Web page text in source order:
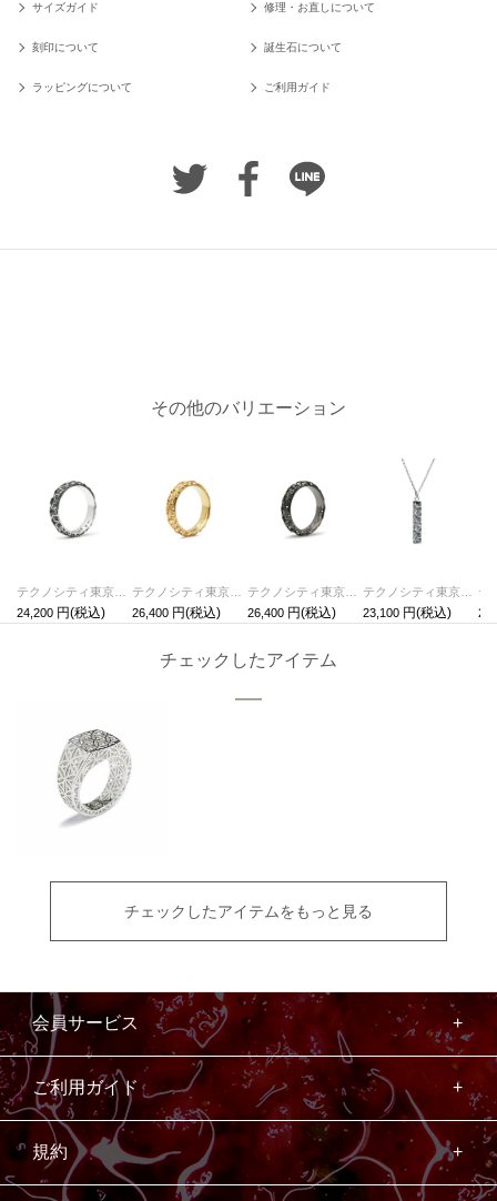
サイズガイド 修理・お直しについて
刻印について 誕生石について
ラッピングについて ご利用ガイド
その他のバリエーション
24,200
26,400
26,400
23,100
チェックしたアイテム
チェックしたアイテムをもっと見る
会員サービス
ご利用ガイド
規約